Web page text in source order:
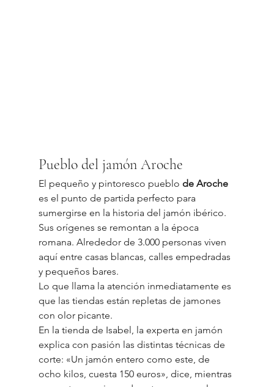
Pueblo del jamón Aroche
El pequeño y pintoresco pueblo de Aroche
es el punto de partida perfecto para
sumergirse en la historia del jamón ibérico.
Sus orígenes se remontan a la época
romana. Alrededor de 3.000 personas viven
aquí entre casas blancas, calles empedradas
y pequeños bares.
Lo que llama la atención inmediatamente es
que las tiendas están repletas de jamones
con olor picante.
En la tienda de Isabel, la experta en jamón
explica con pasión las distintas técnicas de
corte: «Un jamón entero como este, de
ocho kilos, cuesta 150 euros», dice, mientras